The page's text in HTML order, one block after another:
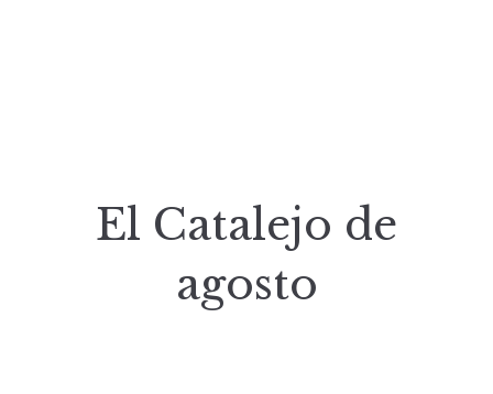
El Catalejo de
agosto